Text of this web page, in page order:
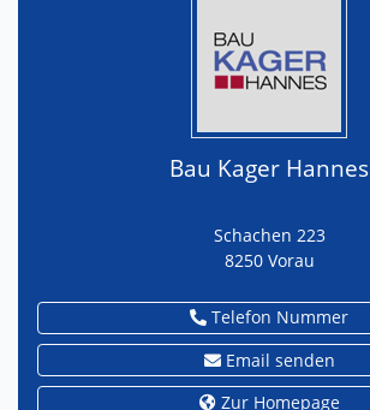
Bau Kager Hannes
Schachen 223
8250 Vorau
Telefon Nummer
Email senden
Zur Homepage